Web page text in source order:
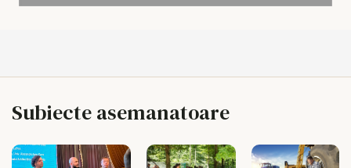
Subiecte asemanatoare